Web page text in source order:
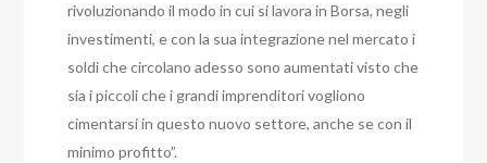
rivoluzionando il modo in cui si lavora in Borsa, negli
investimenti, e con la sua integrazione nel mercato i
soldi che circolano adesso sono aumentati visto che
sia i piccoli che i grandi imprenditori vogliono
cimentarsi in questo nuovo settore, anche se con il
minimo profitto”.